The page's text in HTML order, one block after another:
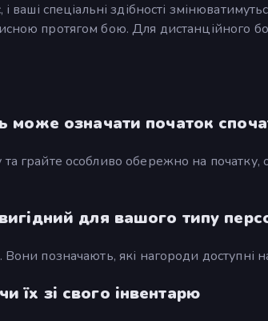
спеціальні здібності
протягом бою. Для дистанційного
може означати початок
грайте особливо обережно на початку,
для вашого типу
позначають, які нагороди доступні
їх зі свого інвентарю